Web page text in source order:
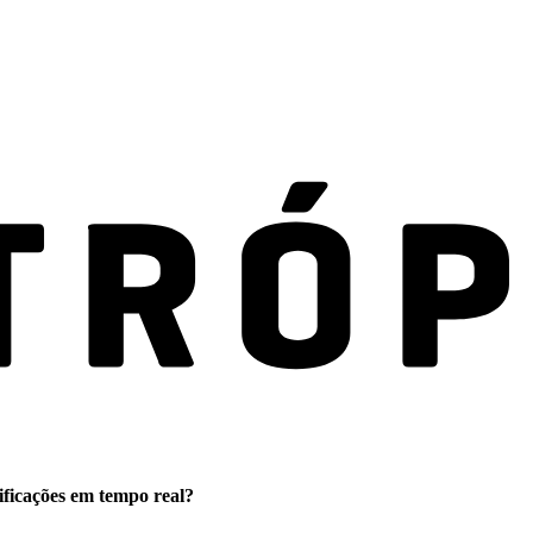
em tempo real?